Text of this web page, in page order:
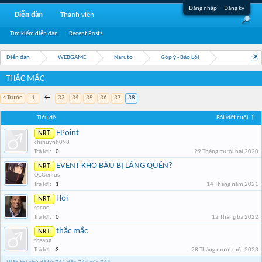
Đăng nhập Đăng ký
Diễn đàn WEBGAME Naruto Góp ý - Báo Lỗi
THẮC MẮC
< Trước 1 ← 33 34 35 36 37 38
Tiêu đề Bài viết cuối ↑
NRT EPoint
chihuynh098
Trả lời:
0 29 Tháng mười hai 2020
NRT EVENT KHO BÁU BỊ LÃNG QUÊN?
QCGenius
Trả lời:
1 14 Tháng năm 2021
NRT Hỏi
sococ
Trả lời:
0 12 Tháng ba 2022
NRT thắc mắc
thsang
Trả lời:
3
28 Tháng mười một 2023
Diễn đàn
Tìm kiếm diễn đàn Recent Posts
Thành viên